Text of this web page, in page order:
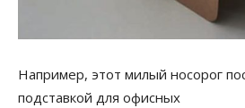
Например, этот милый носорог
подставкой для офисных